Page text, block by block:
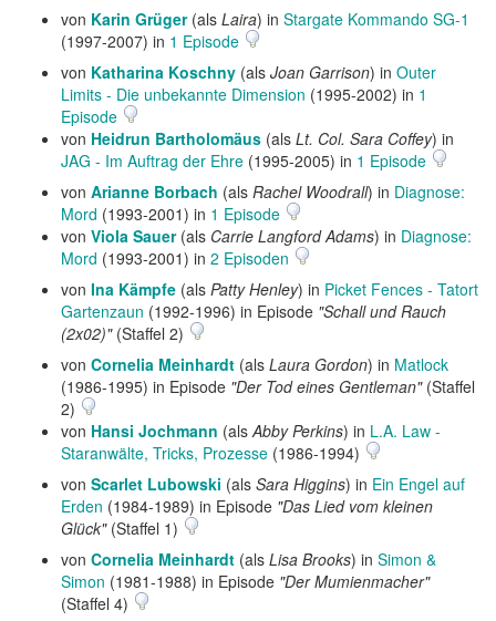
von Karin Grüger(als Laira) in Stargate Kommando SG-1
(1997-2007) in 1 Episode
von Katharina Koschny (als Joan Garrison) in Outer
Limits - Die unbekannte Dimension (1995-2002) in 1
Episode
von Heidrun Bartholomäus (als Lt. Col. Sara Coffey) in
JAG - Im Auftrag der Ehre (1995-2005) in 1 Episode
von Arianne Borbach (als Rachel Woodrall) in Diagnose:
Mord (1993-2001) in 1 Episode
von Viola Sauer(als Carrie Langford Adams) in Diagnose:
Mord (1993-2001) in 2 Episoden
von Ina Kämpfe (als Patty Henley) in Picket Fences - Tatort
Gartenzaun (1992-1996) in Episode "Schall und Rauch
(2x02)"(Staffel 2)
von Cornelia Meinhardt (als Laura Gordon) in Matlock
(1986-1995) in Episode "Der Tod eines Gentleman"(Staffel
2)
von Hansi Jochmann (alsAbby Perkins) in L.A. Law -
Staranwälte, Tricks, Prozesse (1986-1994)
von Scarlet Lubowski (als Sara Higgins) in Ein Engel auf
Erden (1984-1989) in Episode "Das Lied vom kleinen
Glück"(Staffel 1)
von Cornelia Meinhardt (als Lisa Brooks) in Simon &
Simon (1981-1988) in Episode "Der Mumienmacher"
(Staffel 4)